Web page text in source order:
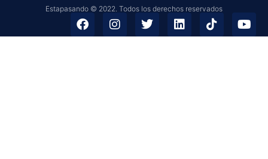
Estapasando © 2022. Todos los derechos reservados